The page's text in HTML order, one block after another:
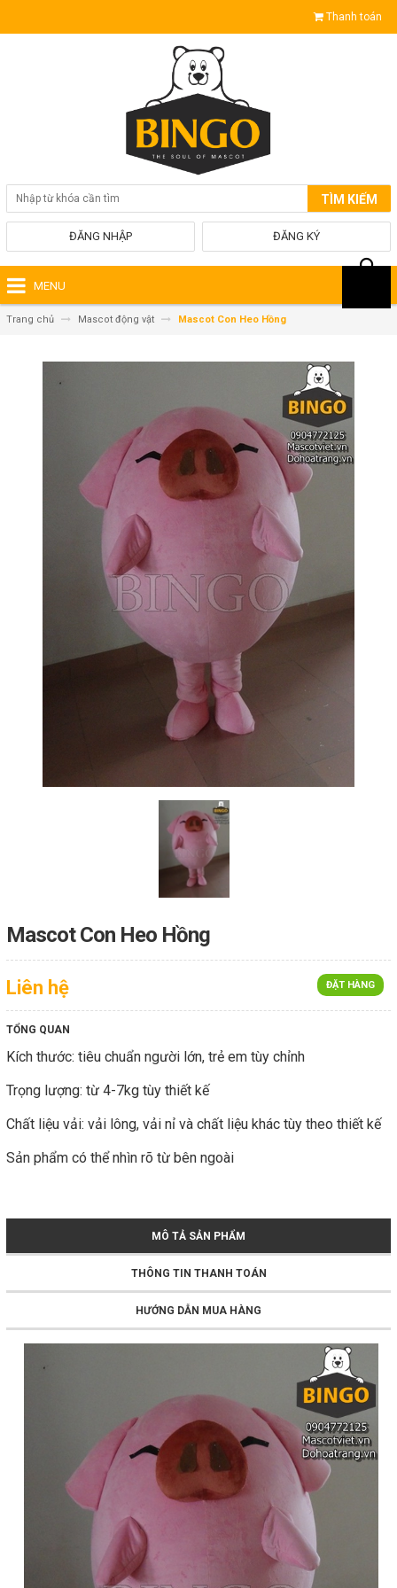
Thanh toán
TÌM KIẾM
ĐĂNG KÝ
ĐĂNG NHẬP
MENU
Trang chủ Mascot động vật Mascot Con Heo Hồng
Mascot Con Heo Hồng
ĐẶT HÀNG
Liên hệ
TỔNG QUAN
Kích thước: tiêu chuẩn người lớn, trẻ em tùy chỉnh
Trọng lượng: từ 4-7kg tùy thiết kế
Chất liệu vải: vải lông, vải nỉ và chất liệu khác tùy theo thiết kế
Sản phẩm có thể nhìn rõ từ bên ngoài
MÔ TẢ SẢN PHẨM
THÔNG TIN THANH TOÁN
HƯỚNG DẪN MUA HÀNG